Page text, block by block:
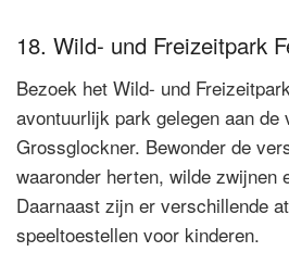
18. Wild- und Freizeitpark
Bezoek het Wild- und
avontuurlijk park gelegen aan de
Grossglockner. Bewonder de
waaronder herten, wilde zwijnen
Daarnaast zijn er verschillende
speeltoestellen voor kinderen.